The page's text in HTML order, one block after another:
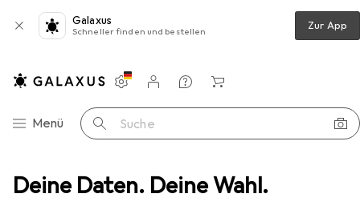
Deine Daten. Deine Wahl.
Galaxus
Schneller finden und bestellen Zur App
Navigation nach Kategorien
Menü Suche
Einstellungen
Kundenkonto
Vergleichslisten
Merklisten
Warenkorb
Speicher USB Stick Samsung Bar Plus